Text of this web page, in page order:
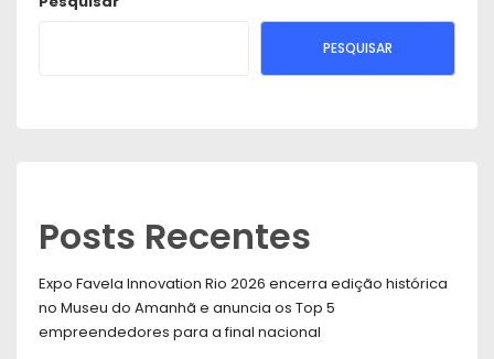
PESQUISAR
Posts Recentes
Expo Favela Innovation Rio 2026 encerra edição histórica
no Museu do Amanhã e anuncia os Top 5
empreendedores para a final nacional